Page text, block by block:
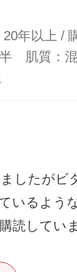
20年以上 /
半 肌質：
したがビ
いるよう
読してい